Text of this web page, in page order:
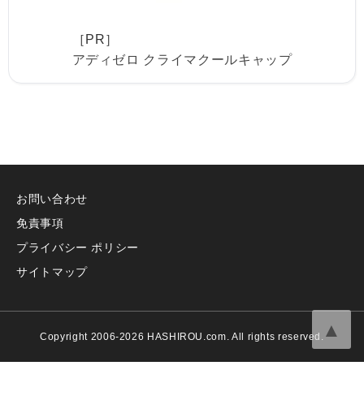
［PR］
アディゼロ クライマクールキャップ
お問い合わせ
免責事項
プライバシー ポリシー
サイトマップ
Copyright 2006-2026 HASHIROU.com. All rights reserved. ▲